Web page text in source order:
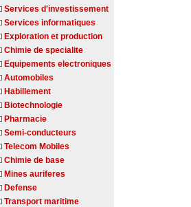
Services d'investissement
Services informatiques
Exploration et production
Chimie de specialite
Equipements electroniques
Automobiles
Habillement
Biotechnologie
Pharmacie
Semi-conducteurs
Telecom Mobiles
Chimie de base
Mines auriferes
Defense
Transport maritime